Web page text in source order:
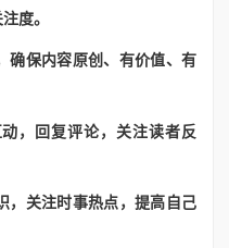
度。
确保内容原创、有价值、有
，回复评论，关注读者反
，关注时事热点，提高自己